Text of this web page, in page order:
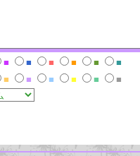
■ ■ ■ ■ ■
■
■ ■ ■ ■ ■
■